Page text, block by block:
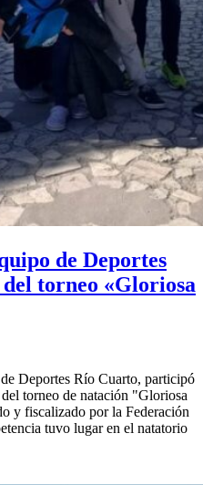
de Deportes
torneo «Gloriosa
Deportes Río Cuarto, participó
torneo de natación "Gloriosa
y fiscalizado por la Federación
tuvo lugar en el natatorio